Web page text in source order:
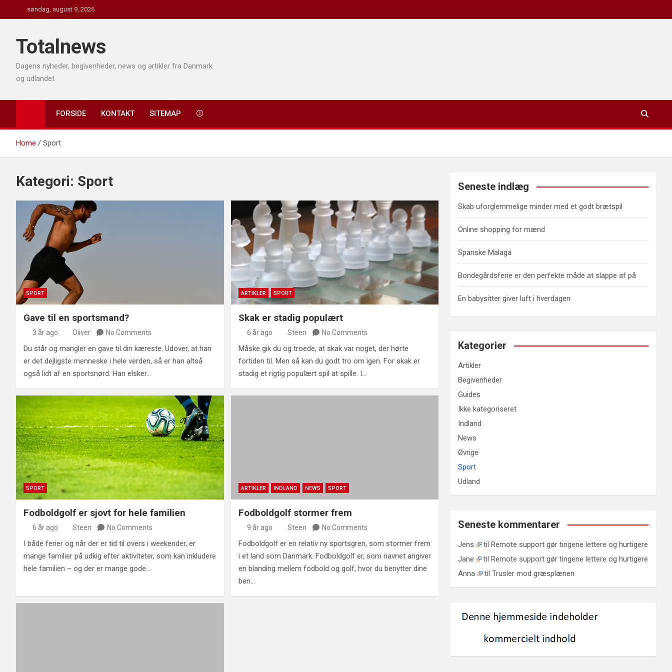
to
søndag, august 9, 2026
Totalnews
Dagens nyheder, begivenheder, news og artikler fra Danmark
og udlandet
FORSIDE KONTAKT SITEMAP 🛈
Home Sport
Kategori: Sport
SPORT
Gave til en sportsmand?
3 år ago Oliver No Comments
Du står og mangler en gave til din kæreste. Udover, at han
er det dejligste menneske i hele verden, så er han altså
også lidt af en sportsnørd. Han elsker…
ARTIKLER SPORT
Skak er stadig populært
6 år ago Steen No Comments
Måske gik du og troede, at skak var noget, der hørte
fortiden til. Men så kan du godt tro om igen. For skak er
stadig et rigtig populært spil at spille. I…
SPORT
Fodboldgolf er sjovt for hele familien
6 år ago Steen No Comments
I både ferier og når der er tid til overs i weekender, er
mange familier på udkig efter aktiviteter, som kan inkludere
hele familien – og der er mange gode…
ARTIKLER INDLAND NEWS SPORT
Fodboldgolf stormer frem
9 år ago Steen No Comments
Fodboldgolf er en relativ ny sportsgren, som stormer frem
i et land som Danmark. Fodboldgolf er, som navnet angiver
en blanding mellem fodbold og golf, hvor du benytter dine
ben…
Seneste indlæg
Skab uforglemmelige minder med et godt brætspil
Online shopping for mænd
Spanske Malaga
Bondegårdsferie er den perfekte måde at slappe af på
En babysitter giver luft i hverdagen
Kategorier
Artikler
Begivenheder
Guides
Ikke kategoriseret
Indland
News
Øvrige
Sport
Udland
Seneste kommentarer
Jens til Remote support gør tingene lettere og hurtigere
Jane
til Remote support gør tingene lettere og hurtigere
Anna
til Trusler mod græsplænen